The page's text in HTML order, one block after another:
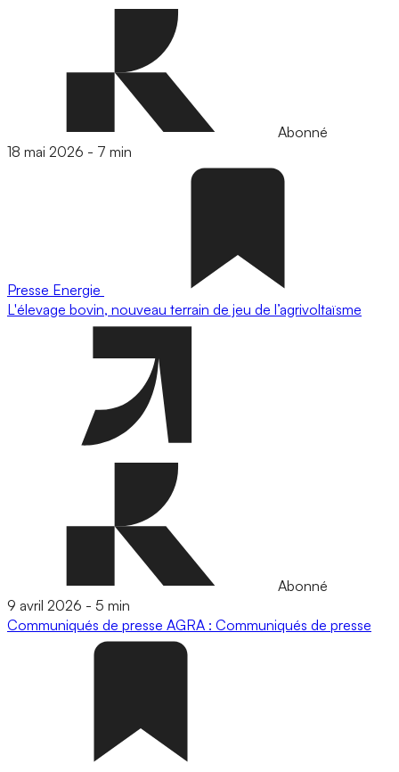
Abonné
18 mai 2026 - 7 min
Presse Energie
L'élevage bovin, nouveau terrain de jeu de l’agrivoltaïsme
Abonné
9 avril 2026 - 5 min
Communiqués de presse AGRA : Communiqués de presse